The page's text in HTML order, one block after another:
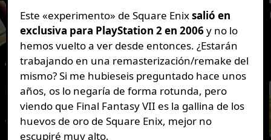
Este «experimento» de Square Enixsalió en
exclusiva para PlayStation 2 en 2006y no lo
hemos vuelto a ver desde entonces. ¿Estarán
trabajando en una remasterización/remake del
mismo? Si me hubieseis preguntado hace unos
años, os lo negaría de forma rotunda, pero
viendo que Final Fantasy VII es la gallina de los
huevos de oro de Square Enix, mejor no
escupiré muy alto.